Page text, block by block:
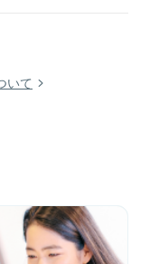
いて